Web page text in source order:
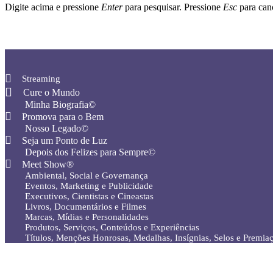
Digite acima e pressione Enterpara pesquisar. Pressione Esc para
Streaming
Cure o Mundo
Minha Biografia©
Promova para o Bem
Nosso Legado©
Seja um Ponto de Luz
Depois dos Felizes para Sempre©️
Meet Show®
Ambiental, Social e Governança
Eventos, Marketing e Publicidade
Executivos, Cientistas e Cineastas
⁠Livros, Documentários e Filmes
Marcas, Mídias e Personalidades
⁠Produtos, Serviços, Conteúdos e Experiências
Títulos, Menções Honrosas, Medalhas, Insígnias, Selos e